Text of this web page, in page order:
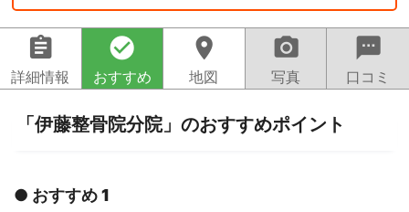
assignment
詳細情報
check_circle
おすすめ
location_on
地図
camera_alt
写真
sms
口コミ
「伊藤整骨院分院」のおすすめポイント
● おすすめ 1